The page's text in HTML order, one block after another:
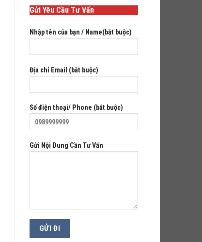
Gửi Yêu Cầu Tư Vấn
Nhập tên của bạn / Name(bắt buộc)
Địa chỉ Email (bắt buộc)
Số điện thoại/ Phone (bắt buộc)
Gửi Nội Dung Cần Tư Vấn